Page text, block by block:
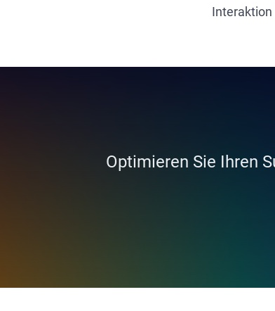
Interaktion
Optimieren Sie Ihren